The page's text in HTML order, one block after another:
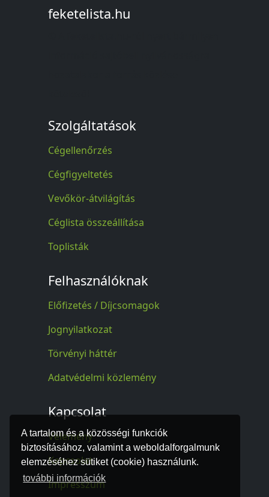
A tartalom és a közösségi funkciók
biztosításához, valamint a weboldalforgalmunk
elemzéséhez sütiket (cookie) használunk.
további információk
feketelista.hu
Szolgáltatások
Cégellenőrzés
Cégfigyeltetés
Vevőkör-átvilágítás
Céglista összeállítása
Toplisták
Felhasználóknak
Előfizetés / Díjcsomagok
Jognyilatkozat
Törvényi háttér
Adatvédelmi közlemény
Kapcsolat
Vélemény
Kapcsolat
Impresszum